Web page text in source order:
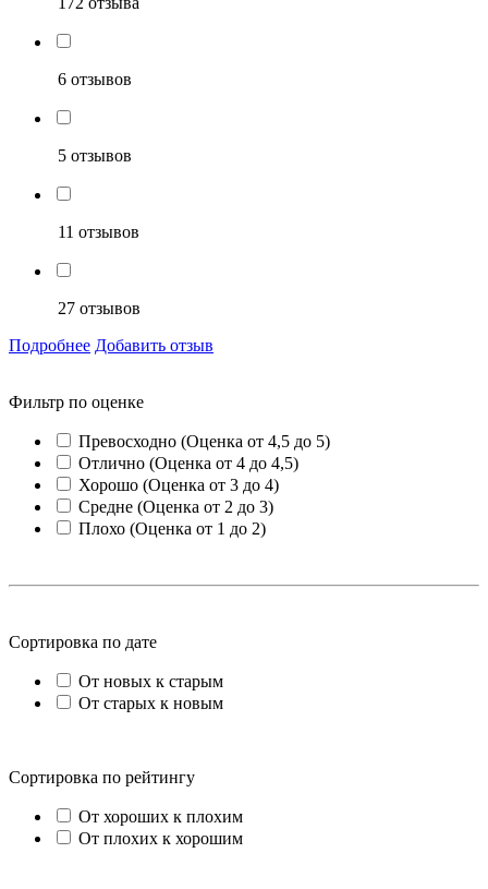
6 отзывов
5 отзывов
11 отзывов
27 отзывов
Подробнее Добавить отзыв
Фильтр по оценке
Превосходно (Оценка от 4,5 до 5)
Отлично (Оценка от 4 до 4,5)
Хорошо (Оценка от 3 до 4)
Средне (Оценка от 2 до 3)
Плохо (Оценка от 1 до 2)
Сортировка по дате
От новых к старым
От старых к новым
Сортировка по рейтингу
От хороших к плохим
От плохих к хорошим